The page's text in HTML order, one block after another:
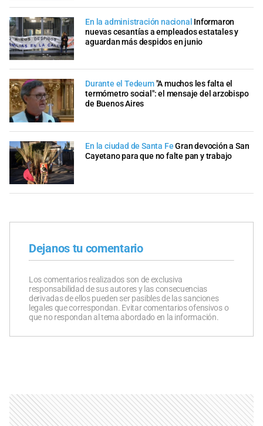
En la administración nacional Informaron
nuevas cesantías a empleados estatales y
aguardan más despidos en junio
Durante el Tedeum"A muchos les falta el
termómetro social": el mensaje del arzobispo
de Buenos Aires
En la ciudad de Santa FeGran devoción a San
Cayetano para que no falte pan y trabajo
Dejanos tu comentario
Los comentarios realizados son de exclusiva
responsabilidad de sus autores y las consecuencias
derivadas de ellos pueden ser pasibles de las sanciones
legales que correspondan. Evitar comentarios ofensivos o
que no respondan al tema abordado en la información.